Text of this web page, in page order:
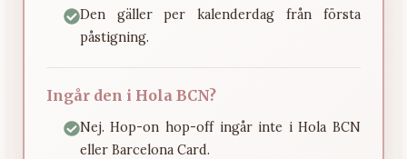
Den gäller per kalenderdag från första
påstigning.
Ingår den i Hola BCN?
Nej. Hop-on hop-off ingår inte i Hola BCN
eller Barcelona Card.